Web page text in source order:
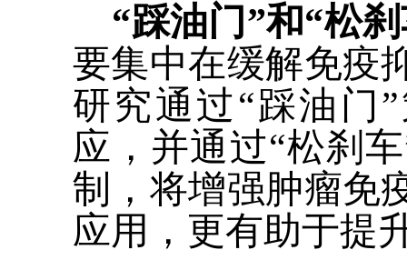
“踩油门 ”和“松
要集中在缓解免疫
研究通过“踩油门”
应，并通过“松刹车
制，将增强肿瘤免
应用，更有助于提